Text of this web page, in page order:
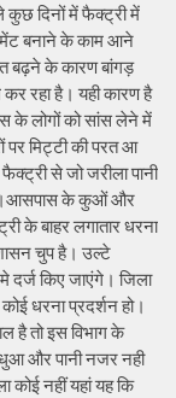
कुछ दिनों में फैक्ट्री में
बनाने के काम आने
बढ़ने के कारण बांगड़
रहा है। यही कारण है
के लोगों को सांस लेने में
पर मिट्टी की परत आ
से जो जरीला पानी
।आसपास के कुओं और
के बाहर लगातार धरना
चुप है। उल्टे
दर्ज किए जाएंगे। जिला
धरना प्रदर्शन हो।
है तो इस विभाग के
और पानी नजर नही
कोई नहीं यहां यह कि